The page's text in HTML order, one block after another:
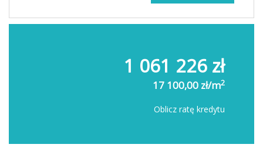
1 061 226 zł
17 100,00 zł/m2
Oblicz ratę kredytu